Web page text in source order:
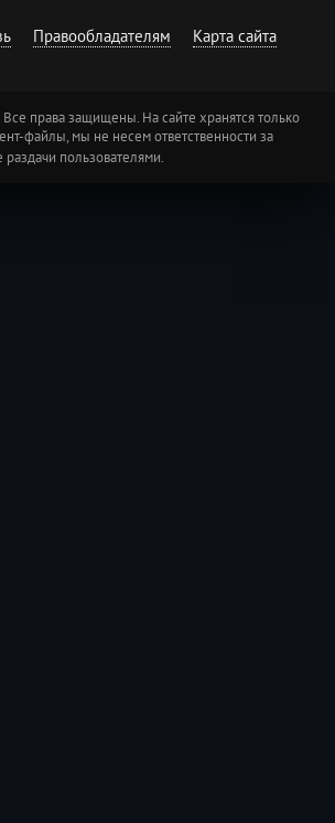
Правообладателям Карта сайта
права защищены. На сайте хранятся только
файлы, мы не несем ответственности за
пользователями.